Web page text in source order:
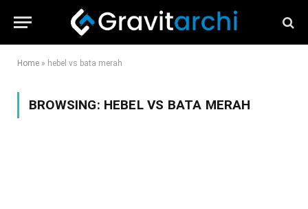
Home » hebel vs bata merah
BROWSING: HEBEL VS BATA MERAH